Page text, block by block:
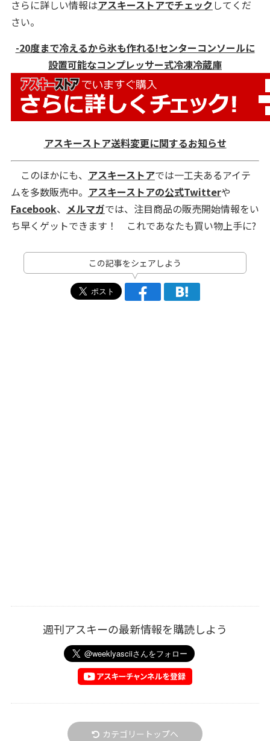
さらに詳しい情報はアスキーストアでチェックしてくだ
さい。
-20度まで冷えるから氷も作れる!センターコンソールに
設置可能なコンプレッサー式冷凍冷蔵庫
アスキーストア送料変更に関するお知らせ
このほかにも、 アスキーストアでは一工夫あるアイテ
ムを多数販売中。 アスキーストアの公式Twitterや
Facebook、 メルマガでは、注目商品の販売開始情報をい
ち早くゲットできます！ これであなたも買い物上手に?
この記事をシェアしよう
週刊アスキーの最新情報を購読しよう
カテゴリートップへ